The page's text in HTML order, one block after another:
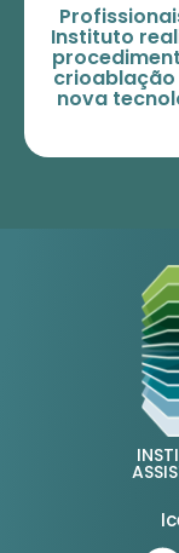
Instituto
nova